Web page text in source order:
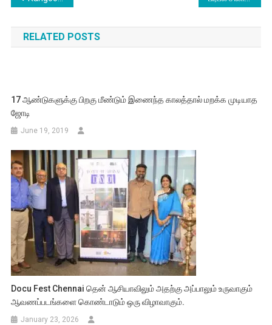
navigation
RELATED POSTS
17 ஆண்டுகளுக்கு பிறகு மீண்டும் இணைந்த காலத்தால் மறக்க முடியாத
ஜோடி
June 19, 2019
Docu Fest Chennai தென் ஆசியாவிலும் அதற்கு அப்பாலும் உருவாகும்
ஆவணப்படங்களை கொண்டாடும் ஒரு விழாவாகும்.
January 23, 2026